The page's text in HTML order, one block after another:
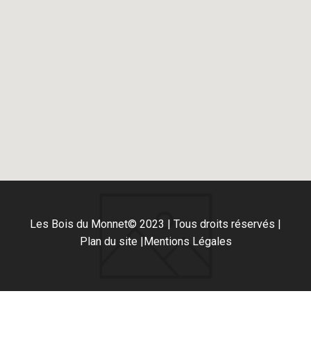
Les Bois du Monnet© 2023 | Tous droits réservés |
Plan du site |Mentions Légales